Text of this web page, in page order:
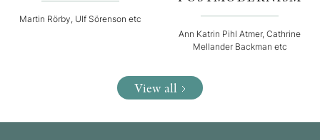
Martin Rörby, Ulf Sörenson etc
Ann Katrin Pihl Atmer, Cathrine
Mellander Backman etc
View all